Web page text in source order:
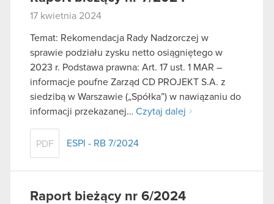
17 kwietnia 2024
Temat: Rekomendacja Rady Nadzorczej w
sprawie podziału zysku netto osiągniętego w
2023 r. Podstawa prawna: Art. 17 ust. 1 MAR –
informacje poufne Zarząd CD PROJEKT S.A. z
siedzibą w Warszawie („Spółka”) w nawiązaniu do
informacji przekazanej… Czytaj dalej
PDF ESPI - RB 7/2024
Raport bieżący nr 6/2024